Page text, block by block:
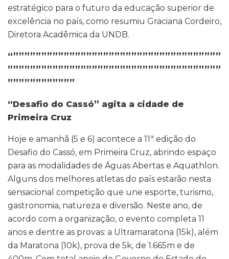
estratégico para o futuro da educação superior de
excelência no país, como resumiu Graciana Cordeiro,
Diretora Acadêmica da UNDB.
“”””””””””””””””””””””””””””””””””””””
””””””””””””””””””””””””””””””””””””””
””””””””””””
“Desafio do Cassó” agita a cidade de
Primeira Cruz
Hoje e amanhã (5 e 6) acontece a 11ª edição do
Desafio do Cassó, em Primeira Cruz, abrindo espaço
para as modalidades de Águas Abertas e Aquathlon.
Alguns dos melhores atletas do país estarão nesta
sensacional competição que une esporte, turismo,
gastronomia, natureza e diversão. Neste ano, de
acordo com a organização, o evento completa 11
anos e dentre as provas: a Ultramaratona (15k), além
da Maratona (10k), prova de 5k, de 1.665m e de